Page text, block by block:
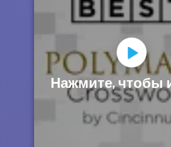
Нажмите, чтобы